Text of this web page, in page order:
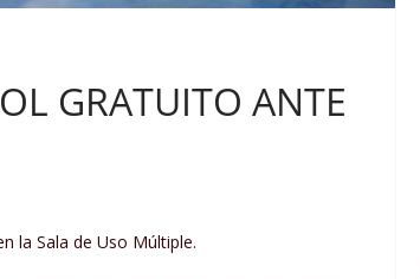
GRATUITO ANTE
la Sala de Uso Múltiple.